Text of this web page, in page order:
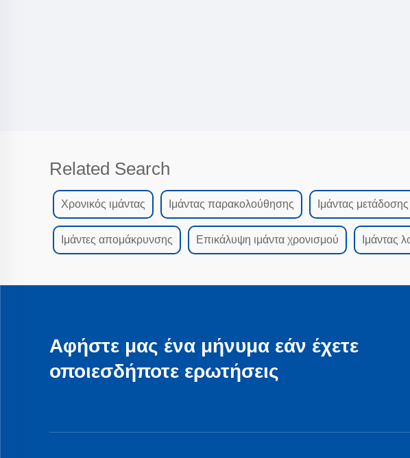
Related Search
Χρονικός ιμάντας Ιμάντας παρακολούθησης Ιμάντας μετάδοσης
Ιμάντες απομάκρυνσης Επικάλυψη ιμάντα χρονισμού Ιμάντας
Αφήστε μας ένα μήνυμα εάν έχετε
οποιεσδήποτε ερωτήσεις